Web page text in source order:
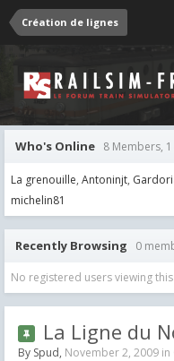
Création de lignes
Who's Online 8 Members,
La grenouille Antoninjt
michelin81
Recently Browsing 0
No registered users viewing
La Ligne du
By Spud, November 2, 2009 in